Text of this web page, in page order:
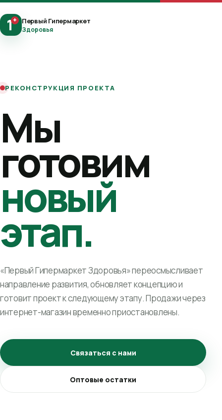
1+ Первый Гипермаркет
Здоровья
РЕКОНСТРУКЦИЯ ПРОЕКТА
Мы
готовим
новый
этап.
«Первый Гипермаркет Здоровья» переосмысливает
направление развития, обновляет концепцию и
готовит проект к следующему этапу. Продажи через
интернет-магазин временно приостановлены.
Связаться с нами
Оптовые остатки